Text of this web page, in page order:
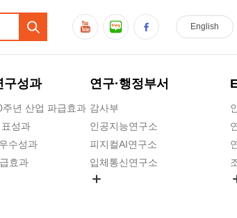
구성과
주년 산업 파급효과
성과
수성과
효과
연구·행정부서
감사부
인공지능연구소
피지컬AI연구소
입체통신연구소
English